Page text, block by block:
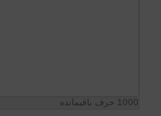
1000 حرف باقیمانده